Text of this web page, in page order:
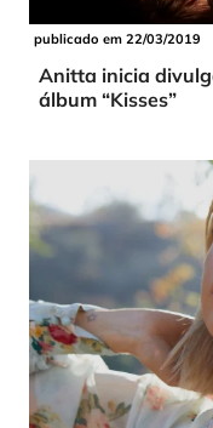
publicado em 22/03/2019
Anitta inicia
álbum “Kisses”